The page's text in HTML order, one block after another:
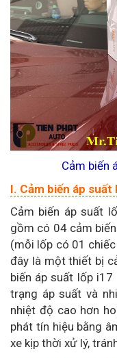
Cảm biến
I. Cảm biến áp suất
Cảm biến áp suất
gồm có 04 cảm
(mỗi lốp có 01
đây là một thiết bị
biến áp suất lốp i17
trạng áp suất và
nhiệt độ cao hơn
phát tín hiệu bằng
xe kịp thời xử lý,